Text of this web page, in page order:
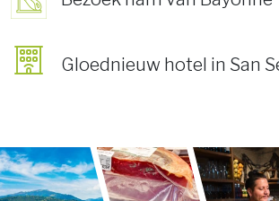
Gloednieuw hotel in San